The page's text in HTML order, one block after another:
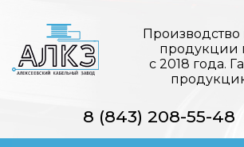
Производство
продукции
с 2018 года.
8 (843) 208-55-48